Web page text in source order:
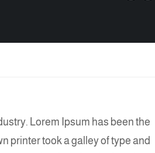
Lorem Ipsum has been the
printer took a galley of type and